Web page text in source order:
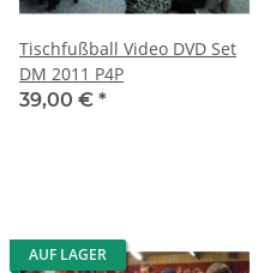
Tischfußball Video DVD Set
DM 2011 P4P
39,00 € *
AUF LAGER